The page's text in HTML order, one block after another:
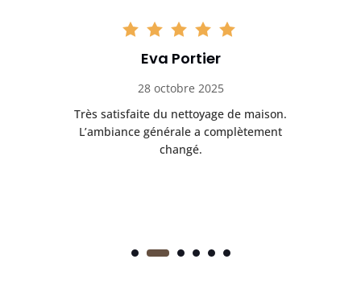
Eva Portier
28 octobre 2025
Très satisfaite du nettoyage de maison.
L’ambiance générale a complètement
changé.